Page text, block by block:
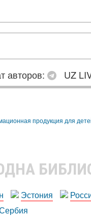
авторов: UZ
Эстония